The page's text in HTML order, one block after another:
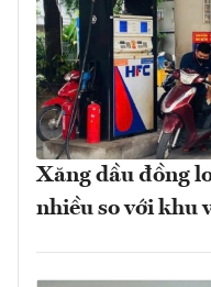
Xăng dầu đồng
nhiều so với khu